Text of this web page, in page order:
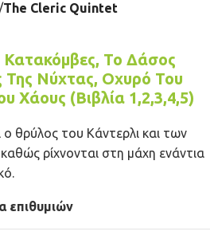
The Cleric Quintet
Το Δάσος
Νύχτας, Οχυρό Του
Χάους (Βιβλία 1,2,3,4,5)
ο θρύλος του Κάντερλι και των
ρίχνονται στη μάχη ενάντια
επιθυμιών